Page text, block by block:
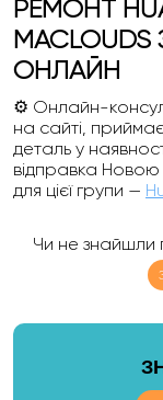
РЕМОНТ
ОНЛАЙН
⚙️ Онлайн-
на сайті,
деталь у
відправка
для цієї групи —
Чи не знайшли